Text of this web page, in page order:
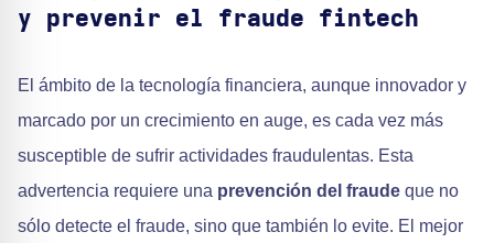
y prevenir el fraude fintech
El ámbito de la tecnología financiera, aunque innovador y
marcado por un crecimiento en auge, es cada vez más
susceptible de sufrir actividades fraudulentas. Esta
advertencia requiere una prevención del fraude que no
sólo detecte el fraude, sino que también lo evite. El mejor